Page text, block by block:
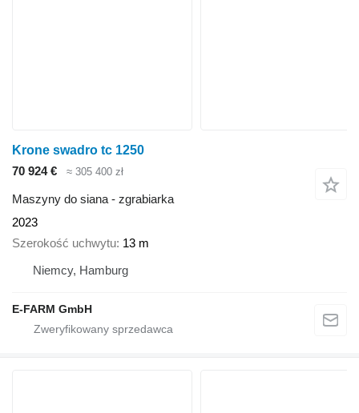
Krone swadro tc 1250
70 924 €
≈ 305 400 zł
Maszyny do siana - zgrabiarka
2023
Szerokość uchwytu 13 m
Niemcy, Hamburg
E-FARM GmbH